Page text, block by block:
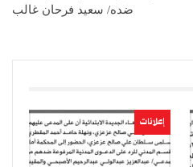
ضده/ سعيد فرحان غالب
إعلانات